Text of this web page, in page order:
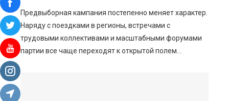
Предвыборная кампания постепенно меняет характер.
Наряду с поездками в регионы, встречами с
трудовыми коллективами и масштабными форумами
партии все чаще переходят к открытой полем...